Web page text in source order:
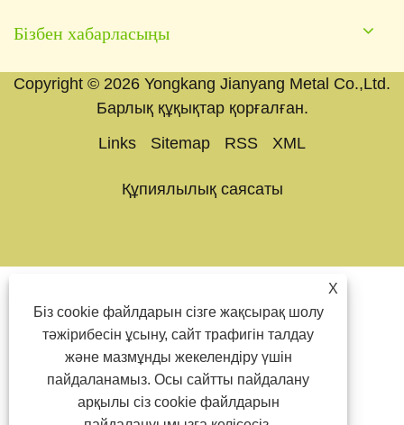
Бізбен хабарласыңы
Copyright © 2026 Yongkang Jianyang Metal Co.,Ltd.
Барлық құқықтар қорғалған.
Links
Sitemap RSS XML
Құпиялылық саясаты
X
Біз cookie файлдарын сізге жақсырақ шолу
тәжірибесін ұсыну, сайт трафигін талдау
және мазмұнды жекелендіру үшін
пайдаланамыз. Осы сайтты пайдалану
арқылы сіз cookie файлдарын